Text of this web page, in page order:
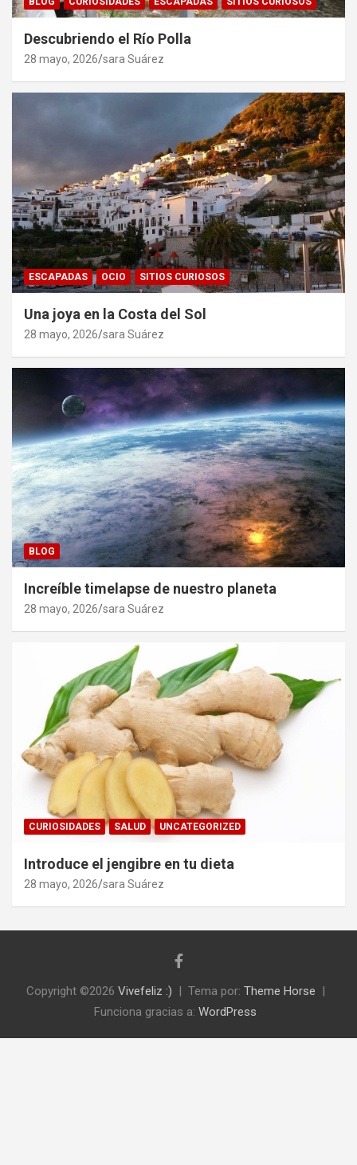
Descubriendo el Río Polla
28 mayo, 2026 sara Suárez
ESCAPADAS OCIO SITIOS CURIOSOS
Una joya en la Costa del Sol
28 mayo, 2026 sara Suárez
BLOG
Increíble timelapse de nuestro planeta
28 mayo, 2026 sara Suárez
CURIOSIDADES SALUD UNCATEGORIZED
Introduce el jengibre en tu dieta
28 mayo, 2026 sara Suárez
Copyright ©2026 Vivefeliz :) Tema por: Theme Horse
Funciona gracias a: WordPress